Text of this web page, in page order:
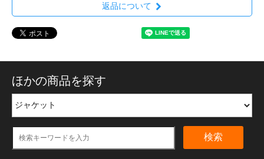
返品について
ほかの商品を探す
検索